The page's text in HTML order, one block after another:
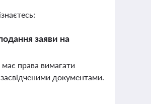
заяви на
права вимагати
документами.